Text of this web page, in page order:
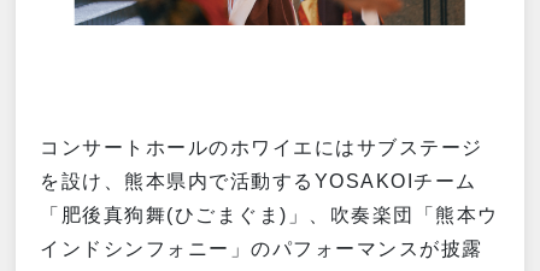
コンサートホールのホワイエにはサブステージ
を設け、熊本県内で活動する YOSAKOIチーム
「肥後真狗舞(ひごまぐま) 」、吹奏楽団「熊本ウ
インドシンフォニー」のパフォーマンスが披露